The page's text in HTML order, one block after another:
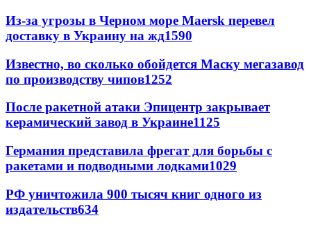
Из-за угрозы в Черном море Maersk перевел
доставку в Украину на жд1590
Известно, во сколько обойдется Маску мегазавод
по производству чипов1252
После ракетной атаки Эпицентр закрывает
керамический завод в Украине1125
Германия представила фрегат для борьбы с
ракетами и подводными лодками1029
РФ уничтожила 900 тысяч книг одного из
издательств634